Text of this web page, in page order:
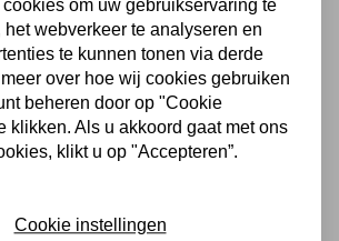
125mm
180,29
149,00 excl. BTW
om uw gebruikservaring te
webverkeer te analyseren en
te kunnen tonen via derde
over hoe wij cookies gebruiken
beheren door op "Cookie
klikken. Als u akkoord gaat met ons
klikt u op "Accepteren”.
Cookie instellingen